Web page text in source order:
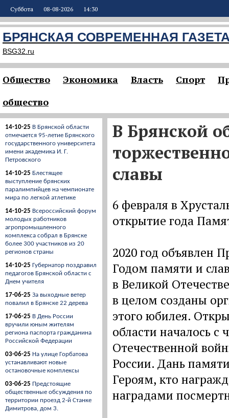
Суббота 08-08-2026 14:30
БРЯНСКАЯ СОВРЕМЕННАЯ
BSG32.ru
Общество Экономика Власть Спорт
общество
14-10-25 В Брянской области
отмечается 95-летие Брянского
государственного университета
имени академика И. Г.
Петровского
14-10-25 Блестящее
выступление брянских
паралимпийцев на чемпионате
мира по легкой атлетике
14-10-25 Всероссийский форум
молодых работников
агропромышленного
комплекса собрал в Брянске
более 300 участников из 20
регионов страны
14-10-25 Губернатор поздравил
педагогов Брянской области с
Днем учителя
17-06-25 За выходные ветер
повалил в Брянске 22 дерева
17-06-25 В День России
вручили юным жителям
региона паспорта гражданина
Российской Федерации
03-06-25 На улице Горбатова
устанавливают новые
остановочные комплексы
03-06-25 Предстоящие
общественные обсуждения по
территории проезд 2-й Станке
Димитрова, дом 3.
В Брянской
славы
6 февраля в
открытие года
2020 год объявлен
Годом памяти и
в Великой
в целом созданы
этого юбилея.
области началось с
Отечественной
России. Дань
Героям, кто
наградами